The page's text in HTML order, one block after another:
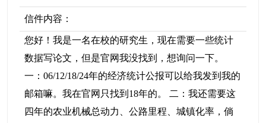
信件内容：
您好！我是一名在校的研究生，现在需要一些统计
数据写论文，但是官网我没找到，想询问一下。
一：06/12/18/24年的经济统计公报可以给我发到我的
邮箱嘛。我在官网只找到18年的。 二：我还需要这
四年的农业机械总动力、公路里程、城镇化率，倘